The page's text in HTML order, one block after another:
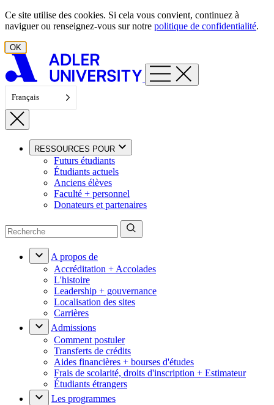
Aller au contenu
Ce site utilise des cookies. Si cela vous convient, continuez à
naviguer ou renseignez-vous sur notre politique de confidentialité.
OK
Français
RESSOURCES POUR
Futurs étudiants
Étudiants actuels
Anciens élèves
Faculté + personnel
Donateurs et partenaires
A propos de
Accréditation + Accolades
L'histoire
Leadership + gouvernance
Localisation des sites
Carrières
Admissions
Comment postuler
Transferts de crédits
Aides financières + bourses d'études
Frais de scolarité, droits d'inscription + Estimateur
Étudiants étrangers
Les programmes